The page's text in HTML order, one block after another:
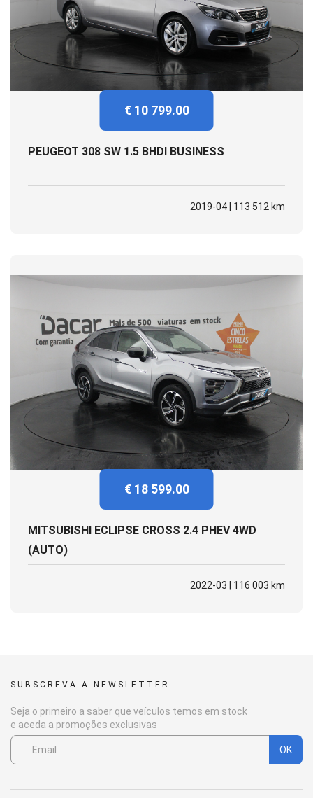
€ 10 799.00
PEUGEOT 308 SW 1.5 BHDI BUSINESS
2019-04 | 113 512 km
€ 18 599.00
MITSUBISHI ECLIPSE CROSS 2.4 PHEV 4WD
(AUTO)
2022-03 | 116 003 km
SUBSCREVA A NEWSLETTER
Seja o primeiro a saber que veículos temos em stock
e aceda a promoções exclusivas
OK